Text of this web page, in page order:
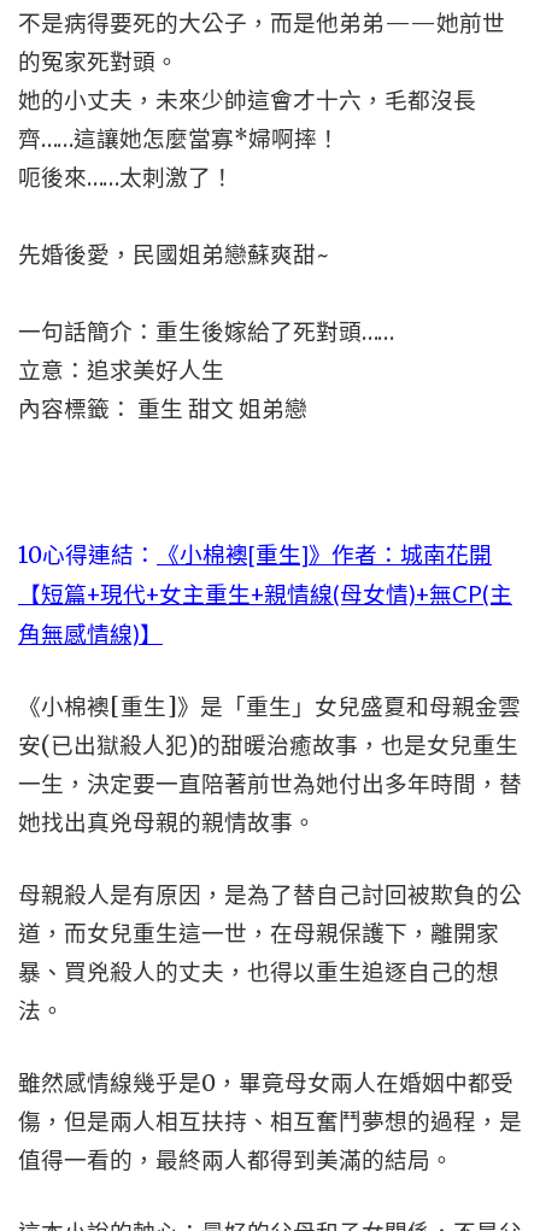
不是病得要死的大公子，而是他弟弟——她前世
的冤家死對頭。
她的小丈夫，未來少帥這會才十六，毛都沒長
齊……這讓她怎麼當寡*婦啊摔！
呃後來……太刺激了！
先婚後愛，民國姐弟戀蘇爽甜~
一句話簡介：重生後嫁給了死對頭……
立意：追求美好人生
內容標籤： 重生 甜文 姐弟戀
10心得連結：
《小棉襖[重生]》作者：城南花開
【短篇+現代+女主重生+親情線(母女情)+無CP(主
角無感情線)】
《小棉襖[重生]》是「重生」女兒盛夏和母親金雲
安(已出獄殺人犯)的甜暖治癒故事，也是女兒重生
一生，決定要一直陪著前世為她付出多年時間，替
她找出真兇母親的親情故事。
母親殺人是有原因，是為了替自己討回被欺負的公
道，而女兒重生這一世，在母親保護下，離開家
暴、買兇殺人的丈夫，也得以重生追逐自己的想
法。
雖然感情線幾乎是0，畢竟母女兩人在婚姻中都受
傷，但是兩人相互扶持、相互奮鬥夢想的過程，是
值得一看的，最終兩人都得到美滿的結局。